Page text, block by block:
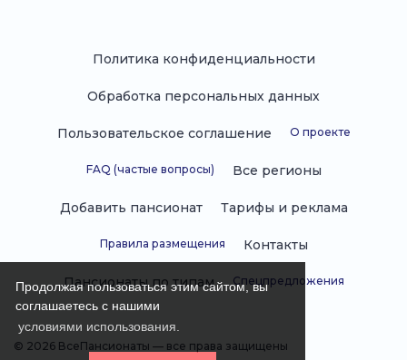
Продолжая пользоваться этим сайтом, вы
соглашаетесь с нашими
условиями использования.
Политика конфиденциальности
Обработка персональных данных
Пользовательское соглашение О проекте
FAQ (частые вопросы) Все регионы
Добавить пансионат Тарифы и реклама
Правила размещения Контакты
Пансионаты по типам Спецпредложения
© 2026 ВсеПансионаты — все права защищены